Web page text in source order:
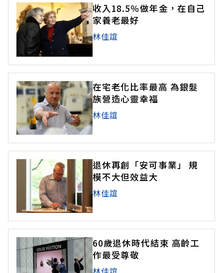
收入18.5％做年金，在自己
家養老最好
林佳誼
在宅老化比率最高 為銀髮
族營造心靈幸福
林佳誼
退休再創「安可事業」 規
模不大但效益大
林佳誼
60歲退休時代結束 高齡工
作最受尊敬